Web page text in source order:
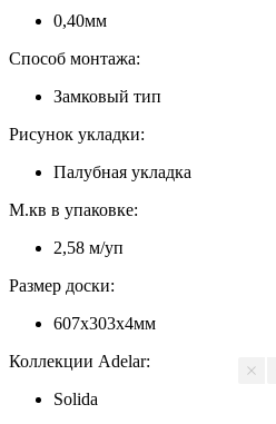
0,40мм
Способ монтажа:
Замковый тип
Рисунок укладки:
Палубная укладка
М.кв в упаковке:
2,58 м/уп
Размер доски:
607х303х4мм
Коллекции Adelar:
Solida